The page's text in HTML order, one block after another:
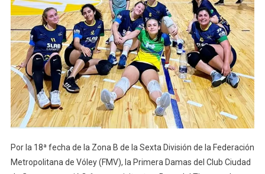
Por la 18ª fecha de la Zona B de la Sexta División de la Federación
Metropolitana de Vóley (FMV), la Primera Damas del Club Ciudad